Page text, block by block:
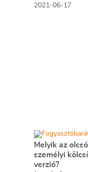
fogyasztóbarát
2021-06-17
Melyik az
személyi
verzió?